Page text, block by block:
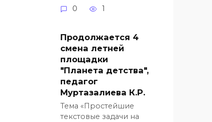
0
1
Продолжается 4
смена летней
площадки
"Планета детства",
педагог
Муртазалиева К.Р.
Тема «Простейшие
текстовые задачи на